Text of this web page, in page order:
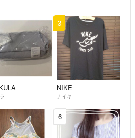
？
ないかと。
3
NIKE
ナイキ
6